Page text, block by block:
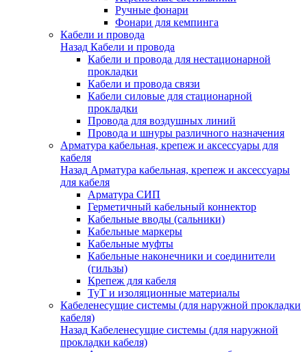
Ручные фонари
Фонари для кемпинга
Кабели и провода
Назад Кабели и провода
Кабели и провода для нестационарной
прокладки
Кабели и провода связи
Кабели силовые для стационарной
прокладки
Провода для воздушных линий
Провода и шнуры различного назначения
Арматура кабельная, крепеж и аксессуары для
кабеля
Назад Арматура кабельная, крепеж и аксессуары
для кабеля
Арматура СИП
Герметичный кабельный коннектор
Кабельные вводы (сальники)
Кабельные маркеры
Кабельные муфты
Кабельные наконечники и соединители
(гильзы)
Крепеж для кабеля
ТуТ и изоляционные материалы
Кабеленесущие системы (для наружной прокладки
кабеля)
Назад Кабеленесущие системы (для наружной
прокладки кабеля)